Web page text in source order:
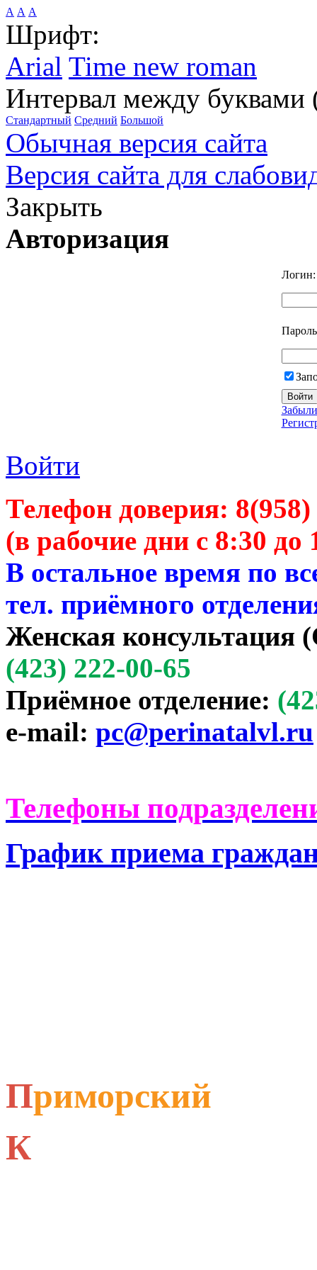
А А А
Шрифт:
Arial Time new roman
Интервал между буквами
Стандартный Средний Большой
Обычная версия сайта
Версия сайта для
Закрыть
Авторизация
Логин:
Войти
Телефон доверия:
(в рабочие дни с 8:30 до
В остальное время по
тел. приёмного
Женская консультация
(423) 222-00-65
Приёмное отделение:
e-mail: pc@perinatalvl.ru
Телефоны
График приема
Приморский
К